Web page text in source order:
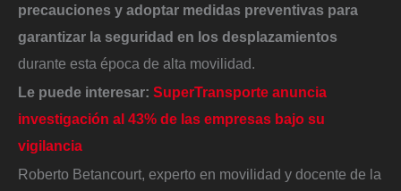
precauciones y adoptar medidas preventivas para
garantizar la seguridad en los desplazamientos
durante esta época de alta movilidad.
Le puede interesar: SuperTransporte anuncia
investigación al 43% de las empresas bajo su
vigilancia
Roberto Betancourt, experto en movilidad y docente de la